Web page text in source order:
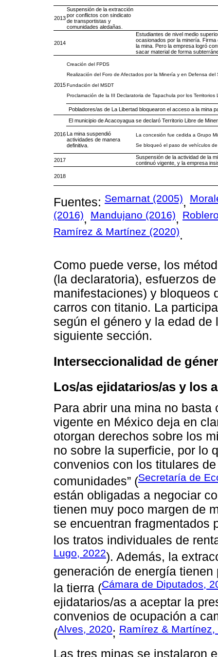
2013
Suspensión de la extracción
por conflictos con sindicato
de transportistas y
comunidades aledañas.
2014
Estudiantes de nivel medio
ocasionados por la minería.
la mina. Pero la empresa logró
sacar material de forma
2015
Creación del FPDS
Realización del Foro de Afectados por la Minería y en Defensa
Fundación del MSDT
Proclamación de la III Declaratoria de Tapachula por los Territorios
Pobladores/as de La Libertad bloquearon el acceso a la mina
2016
El municipio de Acacoyagua se declaró Territorio Libre de
La mina suspendió
actividades de manera
definitiva.
La concesión fue cedida a Grupo
Se bloqueó el paso de vehículos
2017
Suspensión de la actividad de la
continuó vigente, y la empresa
2018
Fuentes: Semarnat (2005),
(2016), Mandujano (2016),
Ramírez & Martínez (2020).
Como puede verse, los
(la declaratoria), esfuerzos
manifestaciones) y bloqueos
carros con titanio. La
según el género y la edad
siguiente sección.
Interseccionalidad de
Los/as ejidatarios/as y los
Para abrir una mina no
vigente en México deja en
otorgan derechos sobre los
no sobre la superficie, por lo
convenios con los titulares
comunidades” (Secretaría de
están obligadas a negociar
tienen muy poco margen de
se encuentran fragmentados
los tratos individuales de
Lugo, 2022). Además, la
generación de energía
la tierra (Cámara de Diputados,
ejidatarios/as a aceptar la
convenios de ocupación a
(Alves, 2020; Ramírez & Martínez,
Las tres minas se instalaron